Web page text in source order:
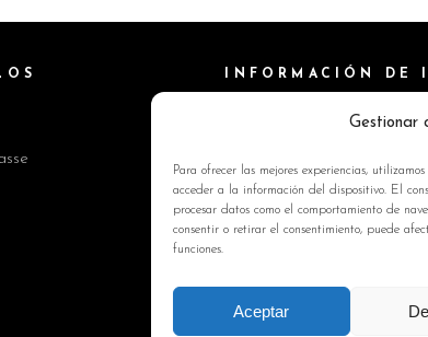
Gestionar
Para ofrecer las mejores experiencias,
acceder a la información del dispositivo. El
procesar datos como el comportamiento de
consentir o retirar el consentimiento, puede
funciones.
Aceptar
INFORMACIÓN DE
Política de Cookies
Política de privacidad
Contacto